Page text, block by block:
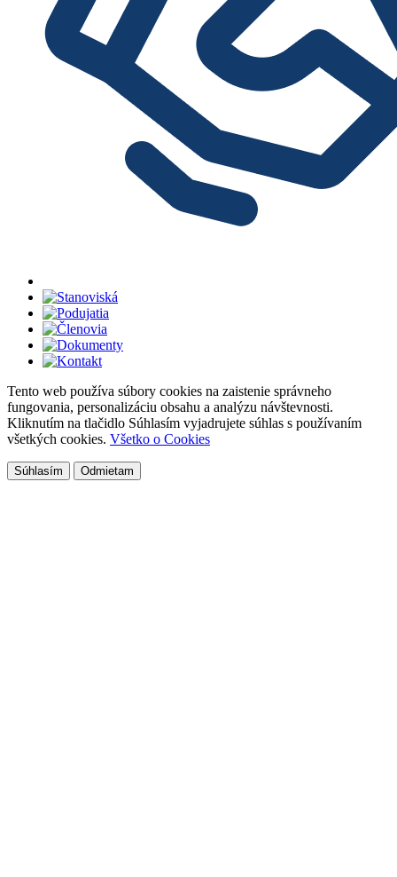
Tento web používa súbory cookies na zaistenie správneho
fungovania, personalizáciu obsahu a analýzu návštevnosti.
Kliknutím na tlačidlo Súhlasím vyjadrujete súhlas s používaním
všetkých cookies. Všetko o Cookies
Súhlasím Odmietam